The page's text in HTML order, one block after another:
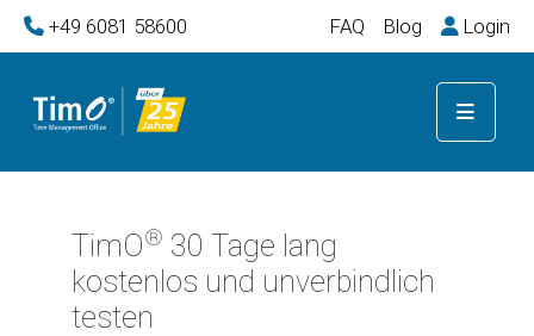
+49 6081 58600 FAQ Blog Login
TimO® 30 Tage lang
kostenlos und unverbindlich
testen